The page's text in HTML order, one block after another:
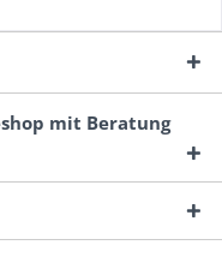
mit Beratung